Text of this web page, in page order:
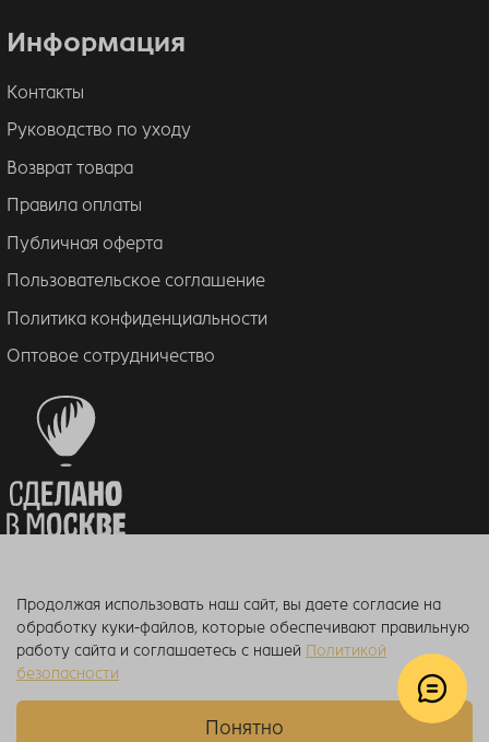
Информация
Контакты
Руководство по уходу
Возврат товара
Правила оплаты
Публичная оферта
Пользовательское соглашение
Политика конфиденциальности
Оптовое сотрудничество
© 2018–2026 ToucanKids
Официальный интернет-магазин бренда Toucankids, товары для
новорожденных и детей постарше
Продолжая использовать наш сайт, вы даете согласие на
обработку куки-файлов, которые обеспечивают правильную
работу сайта и соглашаетесь с нашей Политикой
безопасности
Понятно